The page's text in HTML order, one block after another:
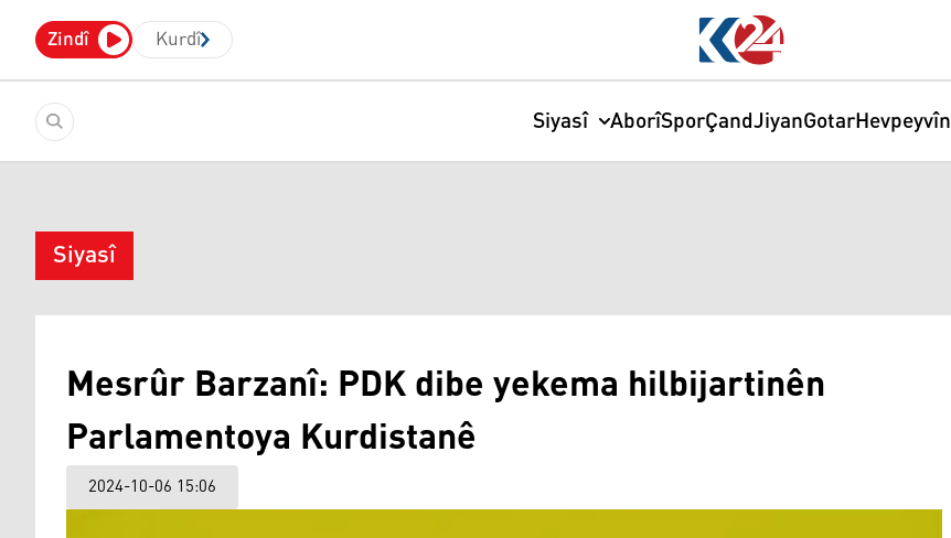
Zindî Kurdî
Siyasî AborîSporÇandJiyanGotarHevpeyvîn
Siyasî
Mesrûr Barzanî: PDK dibe yekema hilbijartinên
Parlamentoya Kurdistanê
2024-10-06 15:06